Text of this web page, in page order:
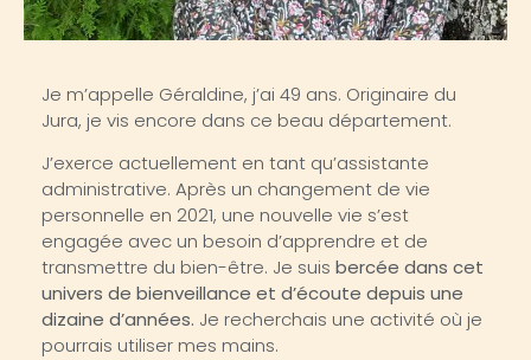
Je m’appelle Géraldine, j’ai 49 ans. Originaire du
Jura, je vis encore dans ce beau département.
J’exerce actuellement en tant qu’assistante
administrative. Après un changement de vie
personnelle en 2021, une nouvelle vie s’est
engagée avec un besoin d’apprendre et de
transmettre du bien-être. Je suis bercée dans cet
univers de bienveillance et d’écoute depuis une
dizaine d’années. Je recherchais une activité où je
pourrais utiliser mes mains.